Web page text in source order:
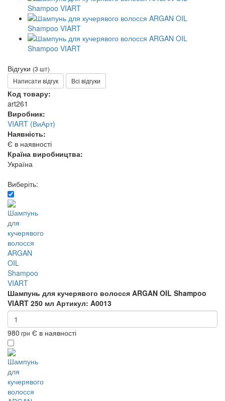
Відгуки (3 шт)
Написати відгук
Всі відгуки
Код товару:
art261
Виробник:
VIART (ВиАрт)
Наявність:
Є в наявності
Країна виробництва:
Україна
Виберіть:
Шампунь для кучерявого волосся ARGAN OIL Shampoo
VIART 250 мл Артикул: A0013
980 грн Є в наявності